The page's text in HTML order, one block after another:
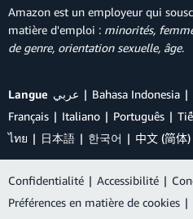
Amazon est un employeur qui
matière d'emploi : minorités,
de genre, orientation sexuelle, âge.
Langue عربي Bahasa Indonesia
Français
Italiano Português
ไทย
日本語 한국어 中文 (简体)
Confidentialité | Accessibilité |
Préférences en matière de cookies |